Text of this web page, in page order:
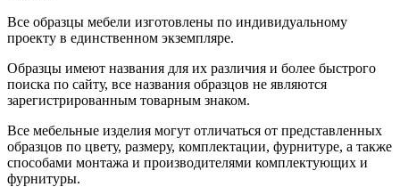
Все образцы мебели изготовлены по индивидуальному
проекту в единственном экземпляре.
Образцы имеют названия для их различия и более быстрого
поиска по сайту, все названия образцов не являются
зарегистрированным товарным знаком.
Все мебельные изделия могут отличаться от представленных
образцов по цвету, размеру, комплектации, фурнитуре, а также
способами монтажа и производителями комплектующих и
фурнитуры.